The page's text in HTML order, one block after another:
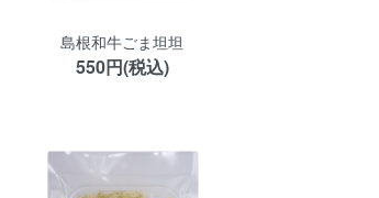
島根和牛ごま坦坦
550円(税込)